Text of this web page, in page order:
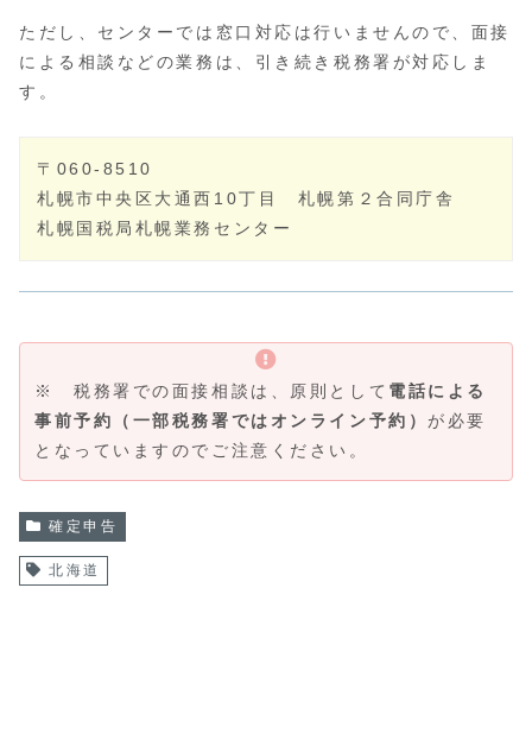
ただし、センターでは窓口対応は行いませんので、面接
による相談などの業務は、引き続き税務署が対応しま
す。
〒060-8510
札幌市中央区大通西10丁目 札幌第２合同庁舎
札幌国税局札幌業務センター
※ 税務署での面接相談は、原則として 電話による
事前予約（一部税務署ではオンライン予約） が必要
となっていますのでご注意ください。
確定申告
北海道